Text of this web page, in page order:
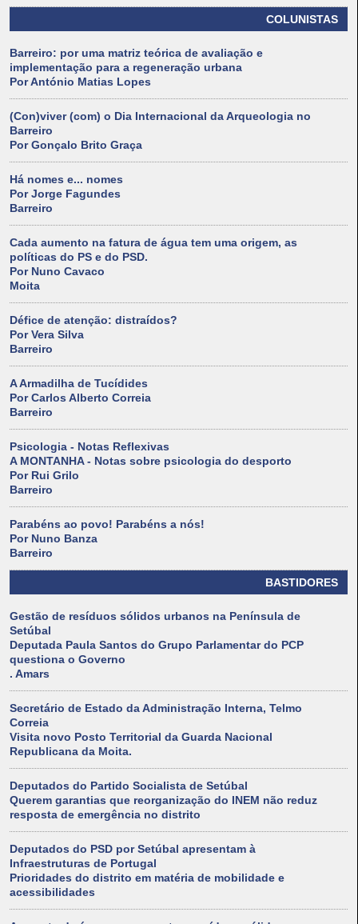
COLUNISTAS
Barreiro: por uma matriz teórica de avaliação e
implementação para a regeneração urbana
Por António Matias Lopes
(Con)viver (com) o Dia Internacional da Arqueologia no
Barreiro
Por Gonçalo Brito Graça
Há nomes e... nomes
Por Jorge Fagundes
Barreiro
Cada aumento na fatura de água tem uma origem, as
políticas do PS e do PSD.
Por Nuno Cavaco
Moita
Défice de atenção: distraídos?
Por Vera Silva
Barreiro
A Armadilha de Tucídides
Por Carlos Alberto Correia
Barreiro
Psicologia - Notas Reflexivas
A MONTANHA - Notas sobre psicologia do desporto
Por Rui Grilo
Barreiro
Parabéns ao povo! Parabéns a nós!
Por Nuno Banza
Barreiro
BASTIDORES
Gestão de resíduos sólidos urbanos na Península de
Setúbal
Deputada Paula Santos do Grupo Parlamentar do PCP
questiona o Governo
. Amars
Secretário de Estado da Administração Interna, Telmo
Correia
Visita novo Posto Territorial da Guarda Nacional
Republicana da Moita.
Deputados do Partido Socialista de Setúbal
Querem garantias que reorganização do INEM não reduz
resposta de emergência no distrito
Deputados do PSD por Setúbal apresentam à
Infraestruturas de Portugal
Prioridades do distrito em matéria de mobilidade e
acessibilidades